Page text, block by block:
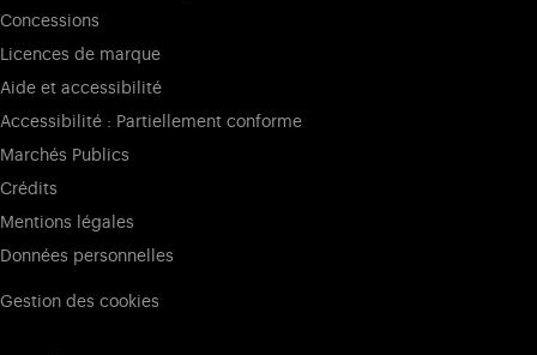
Concessions
Licences de marque
Aide et accessibilité
Accessibilité : Partiellement conforme
Marchés Publics
Crédits
Mentions légales
Données personnelles
Gestion des cookies